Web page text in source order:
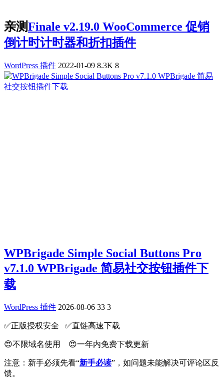
亲测Finale v2.19.0 WooCommerce 促销
倒计时计时器和折扣插件
WordPress 插件 2022-01-09 8.3K 8
WPBrigade Simple Social Buttons Pro
v7.1.0 WPBrigade 简易社交按钮插件下
载
WordPress 插件 2026-08-06 33 3
✅️正版授权安全 ✅️直链高速下载
😍不限域名使用 😍一年内免费下载更新
注意：新手必须先看“新手必读”，如问题未能解决可评论区反
馈。